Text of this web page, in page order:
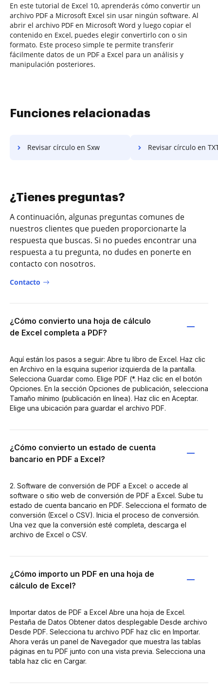
En este tutorial de Excel 10, aprenderás cómo convertir un
archivo PDF a Microsoft Excel sin usar ningún software. Al
abrir el archivo PDF en Microsoft Word y luego copiar el
contenido en Excel, puedes elegir convertirlo con o sin
formato. Este proceso simple te permite transferir
fácilmente datos de un PDF a Excel para un análisis y
manipulación posteriores.
Funciones relacionadas
Revisar círculo en Sxw Revisar círculo en
¿Tienes preguntas?
A continuación, algunas preguntas comunes de
nuestros clientes que pueden proporcionarte la
respuesta que buscas. Si no puedes encontrar una
respuesta a tu pregunta, no dudes en ponerte en
contacto con nosotros.
Contacto
¿Cómo convierto una hoja de cálculo
de Excel completa a PDF?
Aquí están los pasos a seguir: Abre tu libro de Excel. Haz clic
en Archivo en la esquina superior izquierda de la pantalla.
Selecciona Guardar como. Elige PDF (*. Haz clic en el botón
Opciones. En la sección Opciones de publicación, selecciona
Tamaño mínimo (publicación en línea). Haz clic en Aceptar.
Elige una ubicación para guardar el archivo PDF.
¿Cómo convierto un estado de cuenta
bancario en PDF a Excel?
2. Software de conversión de PDF a Excel: o accede al
software o sitio web de conversión de PDF a Excel. Sube tu
estado de cuenta bancario en PDF. Selecciona el formato de
conversión (Excel o CSV). Inicia el proceso de conversión.
Una vez que la conversión esté completa, descarga el
archivo de Excel o CSV.
¿Cómo importo un PDF en una hoja de
cálculo de Excel?
Importar datos de PDF a Excel Abre una hoja de Excel.
Pestaña de Datos Obtener datos desplegable Desde archivo
Desde PDF. Selecciona tu archivo PDF haz clic en Importar.
Ahora verás un panel de Navegador que muestra las tablas
páginas en tu PDF junto con una vista previa. Selecciona una
tabla haz clic en Cargar.